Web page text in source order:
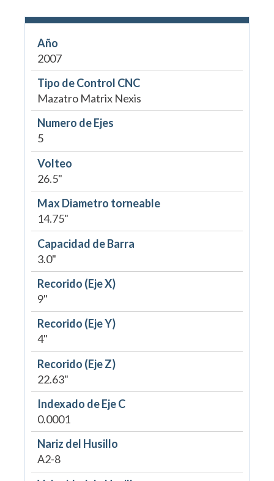
Año
2007
Tipo de Control CNC
Mazatro Matrix Nexis
Numero de Ejes
5
Volteo
26.5"
Max Diametro torneable
14.75"
Capacidad de Barra
3.0"
Recorido (Eje X)
9"
Recorido (Eje Y)
4"
Recorido (Eje Z)
22.63"
Indexado de Eje C
0.0001
Nariz del Husillo
A2-8